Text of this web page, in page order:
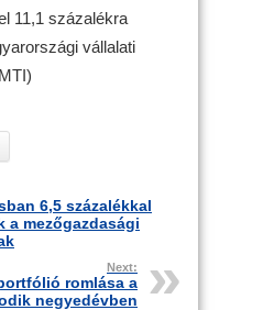
11,1 százalékra
vállalati
6,5 százalékkal
a mezőgazdasági
Next:
romlása a
negyedévben